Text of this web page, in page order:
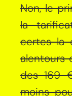
Non, le
la
certes la
alentours
des 169
moins